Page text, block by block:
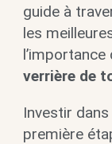
guide à
les
verrière de
Investir
première